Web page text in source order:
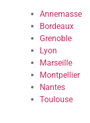
Annemasse
Bordeaux
Grenoble
Lyon
Marseille
Montpellier
Nantes
Toulouse